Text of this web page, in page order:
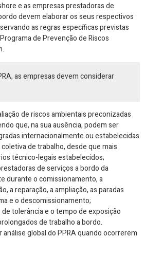
e as empresas prestadoras de
devem elaborar os seus respectivos
as regras específicas previstas
de Prevenção de Riscos
as empresas devem considerar
de riscos ambientais preconizadas
que, na sua ausência, podem ser
internacionalmente ou estabelecidas
de trabalho, desde que mais
técnico-legais estabelecidos;
de serviços a bordo da
durante o comissionamento, a
a reparação, a ampliação, as paradas
e o descomissionamento;
tolerância e o tempo de exposição
de trabalho a bordo.
global do PPRA quando ocorrerem